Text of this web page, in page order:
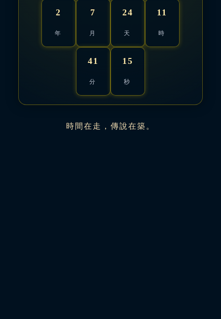
2
年
7
月
24
天
11
時
41
分
12
秒
時間在走，傳說在築。